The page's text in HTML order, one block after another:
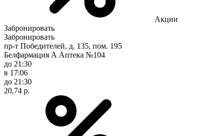
Акции
Забронировать
Забронировать
пр-т Победителей, д. 135, пом. 195
Белфармация А Аптека №104
до 21:30
в 17:06
до 21:30
20,74 р.